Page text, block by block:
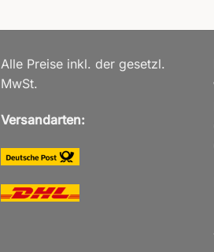
Alle Preise inkl. der gesetzl.
MwSt.
Versandarten: